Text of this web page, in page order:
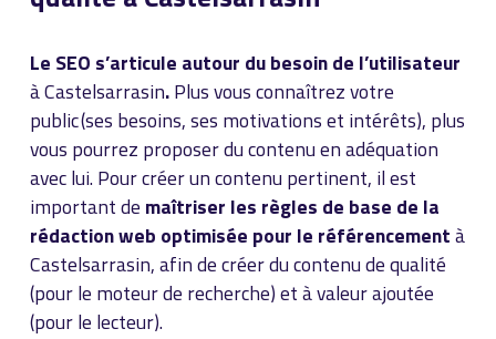
Le SEO s’articule autour du besoin de l’utilisateur
à Castelsarrasin.Plus vous connaîtrez votre
public (ses besoins, ses motivations et intérêts), plus
vous pourrez proposer du contenu en adéquation
avec lui. Pour créer un contenu pertinent, il est
important de maîtriser les règles de base de la
rédaction web optimisée pour le référencementà
Castelsarrasin, afin de créer du contenu de qualité
(pour le moteur de recherche) et à valeur ajoutée
(pour le lecteur).